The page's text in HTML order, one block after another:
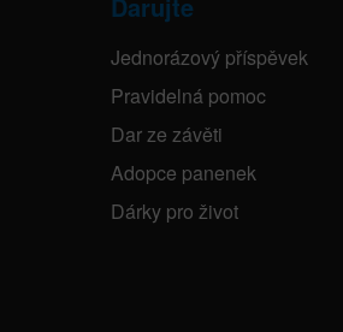
Jednorázový příspěvek
Pravidelná pomoc
Dar ze závěti
Adopce panenek
Dárky pro život